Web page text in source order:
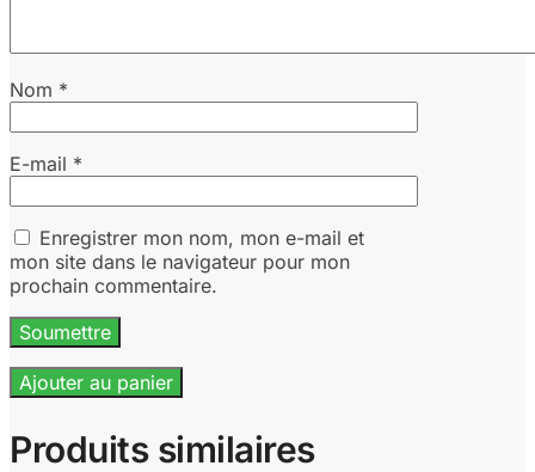
Nom *
E-mail *
Enregistrer mon nom, mon e-mail et
mon site dans le navigateur pour mon
prochain commentaire.
Ajouter au panier
Produits similaires